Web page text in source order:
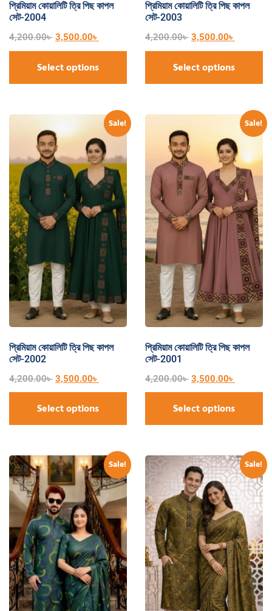
প্রিমিয়াম কোয়ালিটি ত্রি পিছ কাপল
সেট-2004
4,200.00৳ 3,500.00৳
Select options
প্রিমিয়াম কোয়ালিটি ত্রি পিছ কাপল
সেট-2003
4,200.00৳ 3,500.00৳
Select options
Sale!
প্রিমিয়াম কোয়ালিটি ত্রি পিছ কাপল
সেট-2002
4,200.00৳ 3,500.00৳
Select options
Sale!
প্রিমিয়াম কোয়ালিটি ত্রি পিছ কাপল
সেট-2001
4,200.00৳ 3,500.00৳
Select options
Sale! Sale!